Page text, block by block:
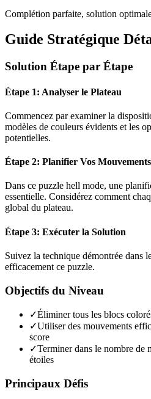
Complétion parfaite, solution
Guide Stratégique
Solution Étape par Étape
Étape 1: Analyser le Plateau
Commencez par examiner la
modèles de couleurs évidents et les
potentielles.
Étape 2: Planifier Vos Mouvements
Dans ce puzzle hell mode, une
essentielle. Considérez comment
global du plateau.
Étape 3: Exécuter la Solution
Suivez la technique démontrée dans
efficacement ce puzzle.
Objectifs du Niveau
✓Éliminer tous les blocs
✓Utiliser des mouvements
score
✓Terminer dans le nombre de
étoiles
Principaux Défis